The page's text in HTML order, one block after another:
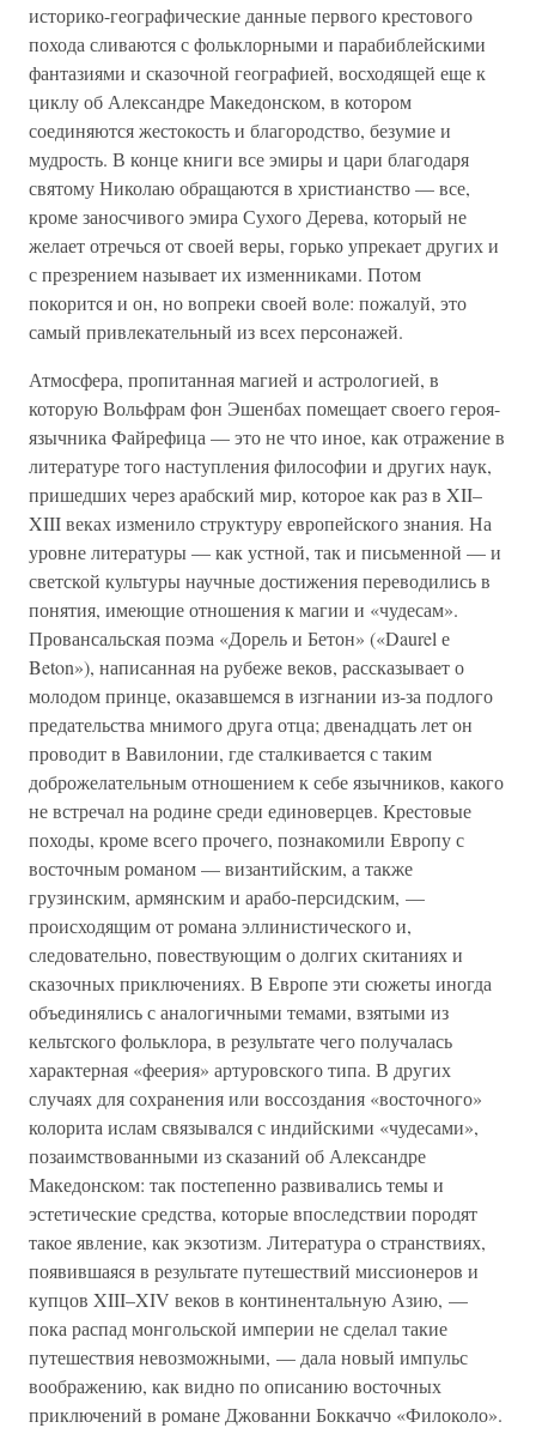
историко-географические данные первого крестового
похода сливаются с фольклорными и парабиблейскими
фантазиями и сказочной географией, восходящей еще к
циклу об Александре Македонском, в котором
соединяются жестокость и благородство, безумие и
мудрость. В конце книги все эмиры и цари благодаря
святому Николаю обращаются в христианство — все,
кроме заносчивого эмира Сухого Дерева, который не
желает отречься от своей веры, горько упрекает других и
с презрением называет их изменниками. Потом
покорится и он, но вопреки своей воле: пожалуй, это
самый привлекательный из всех персонажей.
Атмосфера, пропитанная магией и астрологией, в
которую Вольфрам фон Эшенбах помещает своего героя-
язычника Файрефица — это не что иное, как отражение в
литературе того наступления философии и других наук,
пришедших через арабский мир, которое как раз в XII–
XIII веках изменило структуру европейского знания. На
уровне литературы — как устной, так и письменной — и
светской культуры научные достижения переводились в
понятия, имеющие отношения к магии и «чудесам».
Провансальская поэма «Дорель и Бетон» («Daurel е
Beton»), написанная на рубеже веков, рассказывает о
молодом принце, оказавшемся в изгнании из-за подлого
предательства мнимого друга отца; двенадцать лет он
проводит в Вавилонии, где сталкивается с таким
доброжелательным отношением к себе язычников, какого
не встречал на родине среди единоверцев. Крестовые
походы, кроме всего прочего, познакомили Европу с
восточным романом — византийским, а также
грузинским, армянским и арабо-персидским, —
происходящим от романа эллинистического и,
следовательно, повествующим о долгих скитаниях и
сказочных приключениях. В Европе эти сюжеты иногда
объединялись с аналогичными темами, взятыми из
кельтского фольклора, в результате чего получалась
характерная «феерия» артуровского типа. В других
случаях для сохранения или воссоздания «восточного»
колорита ислам связывался с индийскими «чудесами»,
позаимствованными из сказаний об Александре
Македонском: так постепенно развивались темы и
эстетические средства, которые впоследствии породят
такое явление, как экзотизм. Литература о странствиях,
появившаяся в результате путешествий миссионеров и
купцов XIII–XIV веков в континентальную Азию, —
пока распад монгольской империи не сделал такие
путешествия невозможными, — дала новый импульс
воображению, как видно по описанию восточных
приключений в романе Джованни Боккаччо «Филоколо».